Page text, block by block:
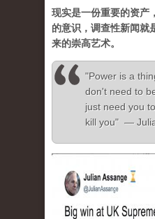
现实是一份重要的资产
的意识，调查性新闻就
来的崇高艺术。
"Power is a
don't need to
just need you
kill you" —